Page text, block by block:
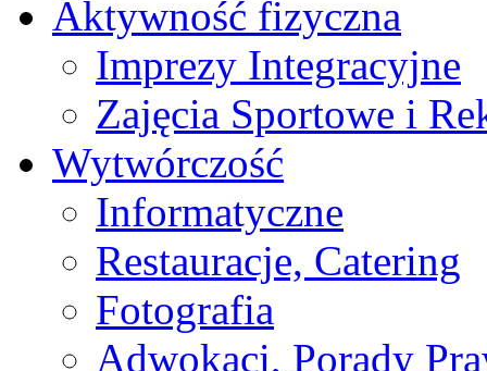
Aktywność fizyczna
Imprezy Integracyjne
Zajęcia Sportowe i
Wytwórczość
Informatyczne
Restauracje, Catering
Fotografia
Adwokaci, Porady